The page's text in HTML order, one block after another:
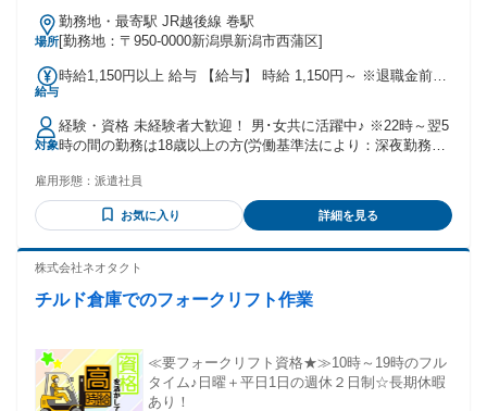
場所
勤務地・最寄駅 JR越後線 巻駅
[勤務地：〒950-0000新潟県新潟市西蒲区]
給与
時給1,150円以上 給与 【給与】 時給 1,150円～ ※退職金前払
対象
経験・資格 未経験者大歓迎！ 男･女共に活躍中♪ ※22時～翌5
時の間の勤務は18歳以上の方(労働基準法により：深夜勤務の
雇用形態： 派遣社員
お気に入り 詳細を見る
株式会社ネオタクト
チルド倉庫でのフォークリフト作業
≪要フォークリフト資格★≫10時～19時のフル
タイム♪日曜＋平日1日の週休２日制☆長期休暇
あり！